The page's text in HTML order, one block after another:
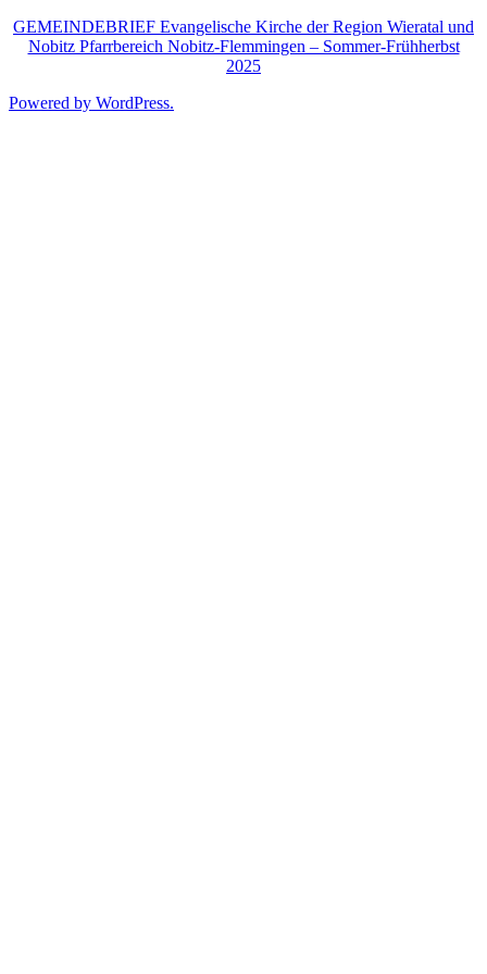
Zum
Inhalt
GEMEINDEBRIEF Evangelische Kirche der Region Wieratal und
Nobitz Pfarrbereich Nobitz-Flemmingen – Sommer-Frühherbst
2025
Powered by WordPress.